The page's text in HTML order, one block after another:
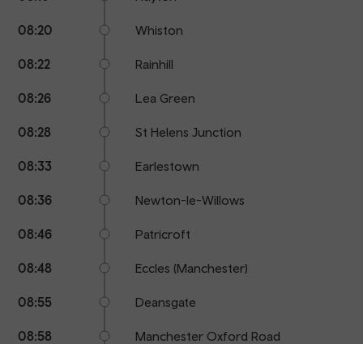
08:20 Whiston
08:22 Rainhill
08:26 Lea Green
08:28 St Helens Junction
08:33 Earlestown
08:36 Newton-le-Willows
08:46 Patricroft
08:48 Eccles (Manchester)
08:55 Deansgate
08:58 Manchester Oxford Road